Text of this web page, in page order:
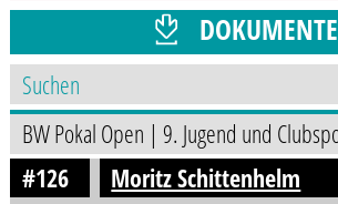
DOKUMENTE
PROGRAMMHEFT
#126
Moritz Schittenhelm